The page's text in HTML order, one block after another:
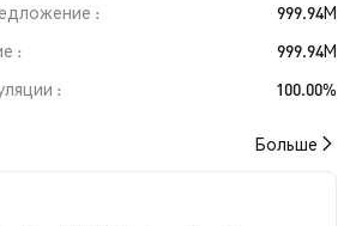
999.94M
999.94M
100.00%
Больше